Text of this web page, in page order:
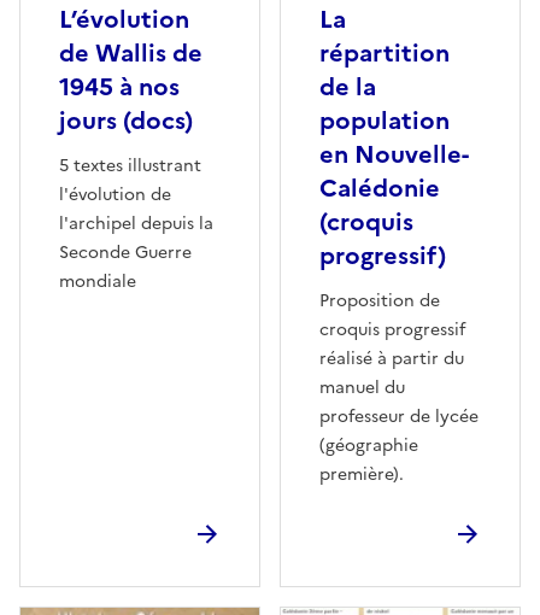
L’évolution
de Wallis de
1945 à nos
jours (docs)
5 textes illustrant
l'évolution de
l'archipel depuis la
Seconde Guerre
mondiale
La
répartition
de la
population
en Nouvelle-
Calédonie
(croquis
progressif)
Proposition de
croquis progressif
réalisé à partir du
manuel du
professeur de lycée
(géographie
première).